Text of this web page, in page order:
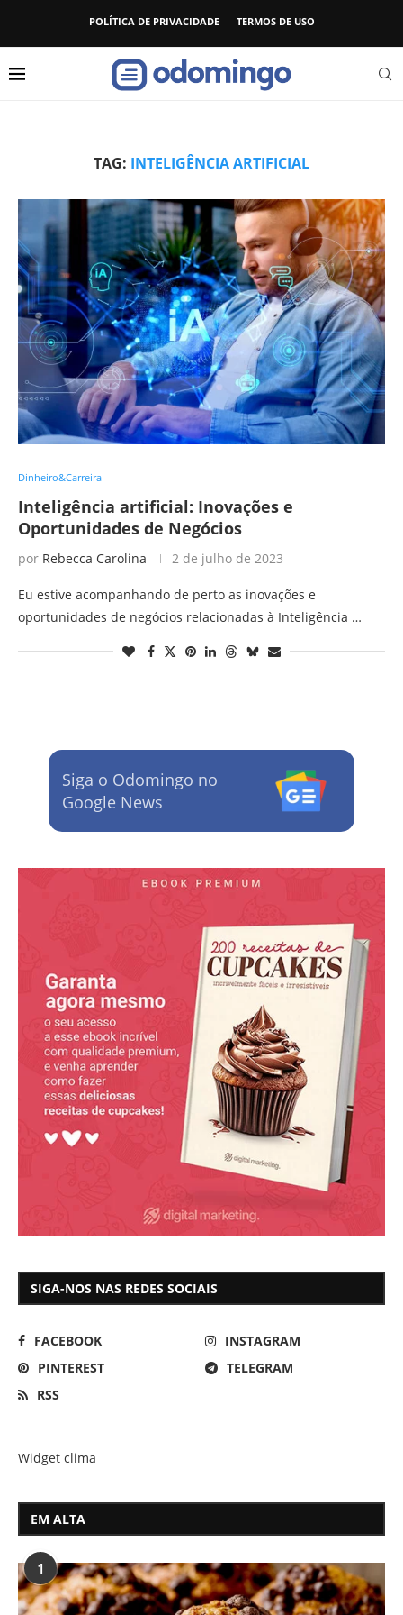
POLÍTICA DE PRIVACIDADE TERMOS DE USO
TAG: INTELIGÊNCIA ARTIFICIAL
Dinheiro&Carreira
Inteligência artificial: Inovações e
Oportunidades de Negócios
por Rebecca Carolina 2 de julho de 2023
Eu estive acompanhando de perto as inovações e
oportunidades de negócios relacionadas à Inteligência …
Siga o Odomingo no
Google News
SIGA-NOS NAS REDES SOCIAIS
FACEBOOK
INSTAGRAM
PINTEREST
TELEGRAM
RSS
Widget clima
EM ALTA
1